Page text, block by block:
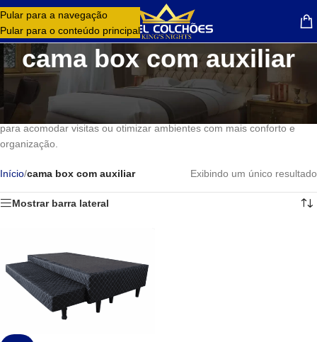
Pular para a navegação
Pular para o conteúdo principal
MENU
cama box com auxiliar
A cama box com auxiliar é ideal para quem busca praticidade,
conforto e melhor aproveitamento de espaço no quarto. Na Rael
Colchões você encontra modelos resistentes e funcionais, perfeitos
para acomodar visitas ou otimizar ambientes com mais conforto e
organização.
Início/cama box com auxiliar Exibindo um único resultado
Mostrar barra lateral